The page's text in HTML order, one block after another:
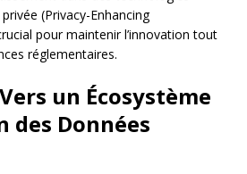
(Privacy-Enhancing
pour maintenir l’innovation tout
réglementaires.
un Écosystème
des Données